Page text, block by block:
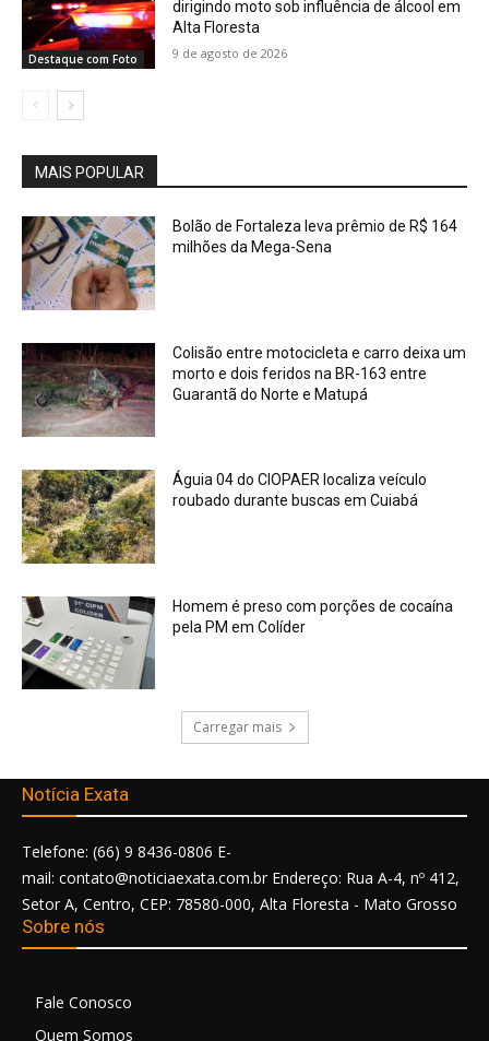
Destaque com Foto
dirigindo moto sob influência de álcool em
Alta Floresta
9 de agosto de 2026
MAIS POPULAR
Bolão de Fortaleza leva prêmio de R$ 164
milhões da Mega-Sena
Colisão entre motocicleta e carro deixa um
morto e dois feridos na BR-163 entre
Guarantã do Norte e Matupá
Águia 04 do CIOPAER localiza veículo
roubado durante buscas em Cuiabá
Homem é preso com porções de cocaína
pela PM em Colíder
Carregar mais
Notícia Exata
Telefone: (66) 9 8436-0806 E-
mail: contato@noticiaexata.com.br Endereço: Rua A-4, nº 412,
Setor A, Centro, CEP: 78580-000, Alta Floresta - Mato Grosso
Sobre nós
Fale Conosco
Quem Somos